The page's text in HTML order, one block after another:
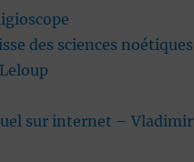
des sciences noétiques
sur internet – Vladimir